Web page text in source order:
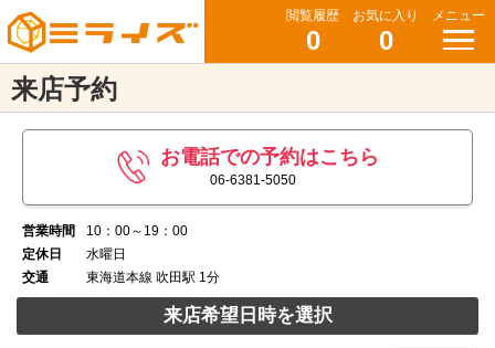
閲覧履歴
0
お気に入り
0
メニュー
来店予約
お電話での予約はこちら
06-6381-5050
営業時間
10：00～19：00
定休日
水曜日
交通
東海道本線 吹田駅 1分
来店希望日時を選択